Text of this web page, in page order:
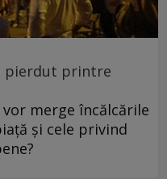
pierdut printre
merge încălcările
și cele privind